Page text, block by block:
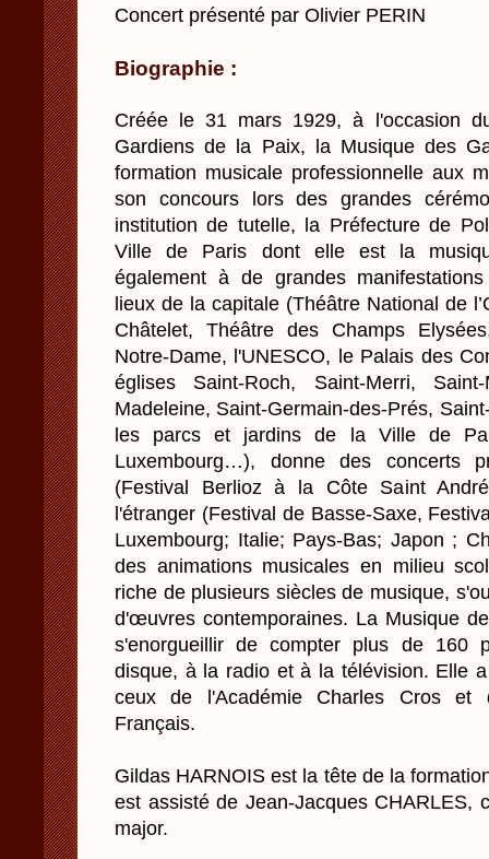
Concert présenté par Olivier PERIN
Biographie :
Créée le 31 mars 1929, à l'occasion
Gardiens de la Paix, la Musique des
formation musicale professionnelle aux
son concours lors des grandes
institution de tutelle, la Préfecture de
Ville de Paris dont elle est la
également à de grandes
lieux de la capitale (Théâtre National de
Châtelet, Théâtre des Champs
Notre-Dame, l'UNESCO, le Palais des
églises Saint-Roch, Saint-Merri,
Madeleine, Saint-Germain-des-Prés,
les parcs et jardins de la Ville de
Luxembourg…), donne des concerts
(Festival Berlioz à la Côte Saint
l'étranger (Festival de Basse-Saxe,
Luxembourg; Italie; Pays-Bas; Japon ;
des animations musicales en milieu
riche de plusieurs siècles de musique,
d'œuvres contemporaines. La Musique
s'enorgueillir de compter plus de 160
disque, à la radio et à la télévision. Elle
ceux de l'Académie Charles Cros et
Français.
Gildas HARNOIS est la tête de la
est assisté de Jean-Jacques CHARLES,
major.